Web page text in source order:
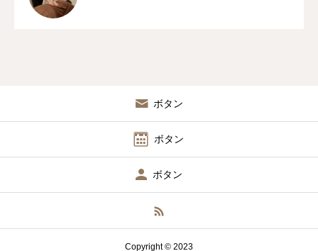
ボタン
ボタン
ボタン
Copyright © 2023